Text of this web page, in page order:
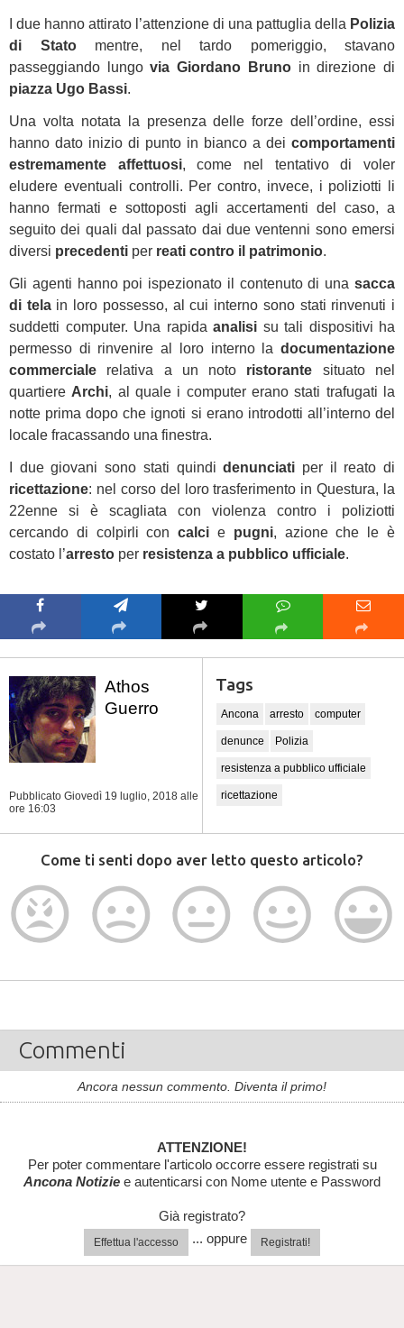
I due hanno attirato l’attenzione di una pattuglia della Polizia
di Statomentre, nel tardo pomeriggio, stavano
passeggiando lungovia Giordano Brunoin direzione di
piazza Ugo Bassi.
Una volta notata la presenza delle forze dell’ordine, essi
hanno dato inizio di punto in bianco a dei comportamenti
estremamente affettuosi, come nel tentativo di voler
eludere eventuali controlli. Per contro, invece, i poliziotti li
hanno fermati e sottoposti agli accertamenti del caso, a
seguito dei quali dal passato dai due ventenni sono emersi
diversi precedenti per reati contro il patrimonio.
Gli agenti hanno poi ispezionato il contenuto di una sacca
di telain loro possesso, al cui interno sono stati rinvenuti i
suddetti computer. Una rapida analisi su tali dispositivi ha
permesso di rinvenire al loro interno la documentazione
commerciale relativa a un noto ristorante situato nel
quartiere Archi, al quale i computer erano stati trafugati la
notte prima dopo che ignoti si erano introdotti all’interno del
locale fracassando una finestra.
I due giovani sono stati quindidenunciati per il reato di
ricettazione: nel corso del loro trasferimento in Questura, la
22enne si è scagliata con violenza contro i poliziotti
cercando di colpirli concalci e pugni, azione che le è
costato l’arresto per resistenza a pubblico ufficiale.
Caricamento mappa in
Athos
Guerro
Pubblicato Giovedì 19 luglio, 2018 alle
ore 16:03
Tags
Ancona arresto computer
denunce Polizia
resistenza a pubblico ufficiale
ricettazione
Come ti senti dopo aver letto questo articolo?
Commenti
Ancora nessun commento. Diventa il primo!
ATTENZIONE!
Per poter commentare l'articolo occorre essere registrati su
Ancona Notizie e autenticarsi con Nome utente e Password
Già registrato?
Effettua l'accesso ... oppure Registrati!